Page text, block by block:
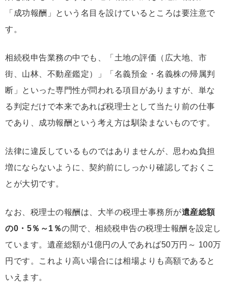
「成功報酬」という名目を設けているところは要注意で
す。
相続税申告業務の中でも、「土地の評価（広大地、市
街、山林、不動産鑑定）」「名義預金・名義株の帰属判
断」といった専門性が問われる項目がありますが、単な
る判定だけで本来であれば税理士として当たり前の仕事
であり、成功報酬という考え方は馴染まないものです。
法律に違反しているものではありませんが、思わぬ負担
増にならないように、契約前にしっかり確認しておくこ
とが大切です。
なお、税理士の報酬は、大半の税理士事務所が遺産総額
の0・5％～1％の間で、相続税申告の税理士報酬を設定し
ています。遺産総額が1億円の人であれば50万円～ 100万
円です。これより高い場合には相場よりも高額であると
いえます。